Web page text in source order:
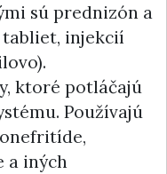
sú prednizón a
injekcií
ktoré potláčajú
Používajú
a iných